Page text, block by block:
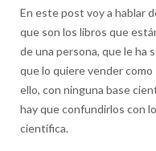
En este post voy a hablar
que son los libros que
de una persona, que le ha
que lo quiere vender
ello, con ninguna base
hay que confundirlos con
científica.